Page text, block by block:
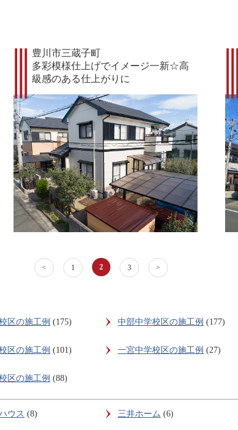
豊川市三蔵子町
多彩模様仕上げでイメージ一新☆高
級感のある仕上がりに
< 1 2 3 >
区の施工例 (175) 中部中学校区の施工例 (177)
区の施工例 (101) 一宮中学校区の施工例 (27)
区の施工例 (88)
ウス (8) 三井ホーム (6)